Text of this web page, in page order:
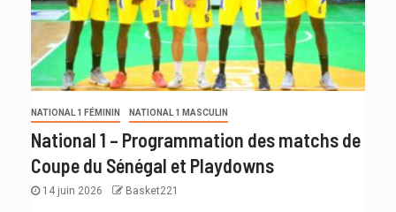
NATIONAL 1 FÉMININ NATIONAL 1 MASCULIN
National 1 – Programmation des matchs de
Coupe du Sénégal et Playdowns
14 juin 2026 Basket221